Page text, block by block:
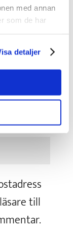
med annan
som de har
detaljer
till